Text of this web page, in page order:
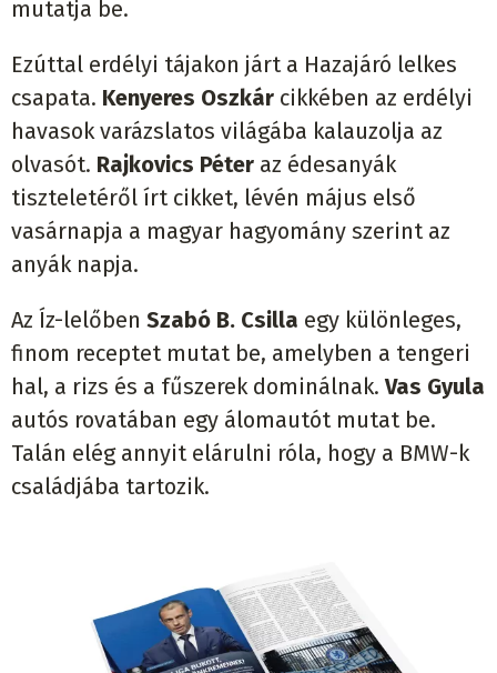
mutatja be.
Ezúttal erdélyi tájakon járt a Hazajáró lelkes
csapata. Kenyeres Oszkár cikkében az erdélyi
havasok varázslatos világába kalauzolja az
olvasót. Rajkovics Péter az édesanyák
tiszteletéről írt cikket, lévén május első
vasárnapja a magyar hagyomány szerint az
anyák napja.
Az Íz-lelőben Szabó B. Csilla egy különleges,
finom receptet mutat be, amelyben a tengeri
hal, a rizs és a fűszerek dominálnak.Vas Gyula
autós rovatában egy álomautót mutat be.
Talán elég annyit elárulni róla, hogy a BMW-k
családjába tartozik.